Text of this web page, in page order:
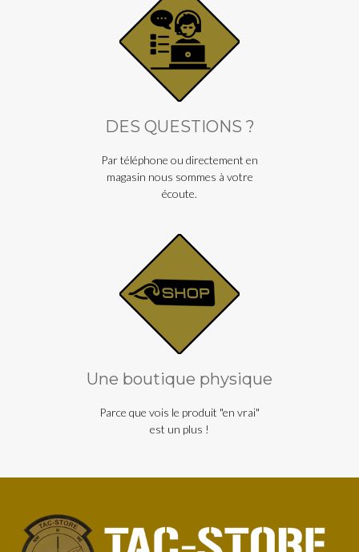
DES QUESTIONS ?
Par téléphone ou directement en
magasin nous sommes à votre
écoute.
Une boutique physique
Parce que vois le produit "en vrai"
est un plus !